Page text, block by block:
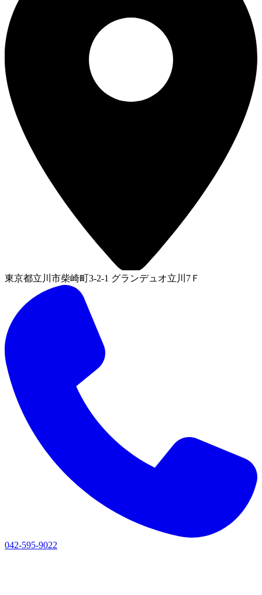
東京都立川市柴崎町3-2-1 グランデュオ立川7Ｆ
042-595-9022